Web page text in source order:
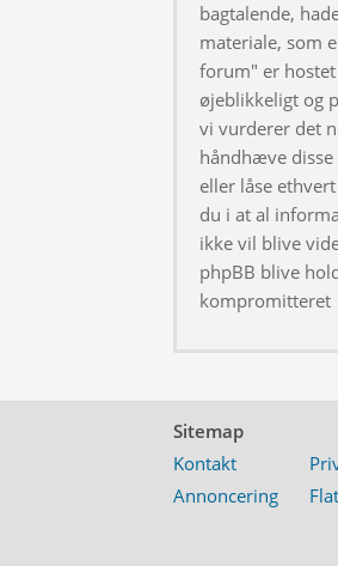
bagtalende,
materiale, som
forum" er
øjeblikkeligt og
vi vurderer det
håndhæve
eller låse
du i at al
ikke vil blive
phpBB blive
kompromitteret
Sitemap
Kontakt
Annoncering